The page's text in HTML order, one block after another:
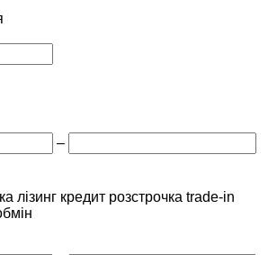
–
лізинг кредит розстрочка trade-in